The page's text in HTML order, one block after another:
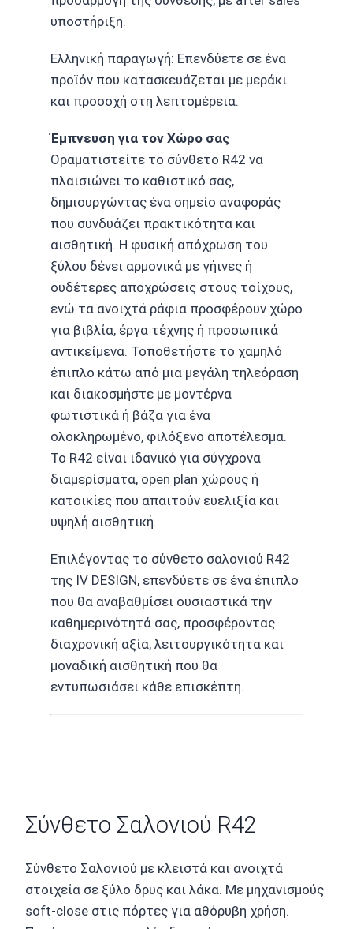
υποστήριξη.
Ελληνική παραγωγή: Επενδύετε σε ένα
προϊόν που κατασκευάζεται με μεράκι
και προσοχή στη λεπτομέρεια.
Έμπνευση για τον Χώρο σας
Οραματιστείτε το σύνθετο R42 να
πλαισιώνει το καθιστικό σας,
δημιουργώντας ένα σημείο αναφοράς
που συνδυάζει πρακτικότητα και
αισθητική. Η φυσική απόχρωση του
ξύλου δένει αρμονικά με γήινες ή
ουδέτερες αποχρώσεις στους τοίχους,
ενώ τα ανοιχτά ράφια προσφέρουν χώρο
για βιβλία, έργα τέχνης ή προσωπικά
αντικείμενα. Τοποθετήστε το χαμηλό
έπιπλο κάτω από μια μεγάλη τηλεόραση
και διακοσμήστε με μοντέρνα
φωτιστικά ή βάζα για ένα
ολοκληρωμένο, φιλόξενο αποτέλεσμα.
Το R42 είναι ιδανικό για σύγχρονα
διαμερίσματα, open plan χώρους ή
κατοικίες που απαιτούν ευελιξία και
υψηλή αισθητική.
Επιλέγοντας το σύνθετο σαλονιού R42
της IV DESIGN, επενδύετε σε ένα έπιπλο
που θα αναβαθμίσει ουσιαστικά την
καθημερινότητά σας, προσφέροντας
διαχρονική αξία, λειτουργικότητα και
μοναδική αισθητική που θα
εντυπωσιάσει κάθε επισκέπτη.
Σύνθετο Σαλονιού R42
Σύνθετο Σαλονιού με κλειστά και ανοιχτά
στοιχεία σε ξύλο δρυς και λάκα. Με μηχανισμούς
soft-close στις πόρτες για αθόρυβη χρήση.